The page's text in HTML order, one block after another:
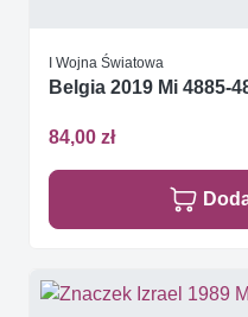
I Wojna Światowa
Belgia 2019 Mi 4885-
84,00 zł